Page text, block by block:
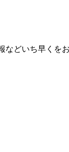
どいち早くを